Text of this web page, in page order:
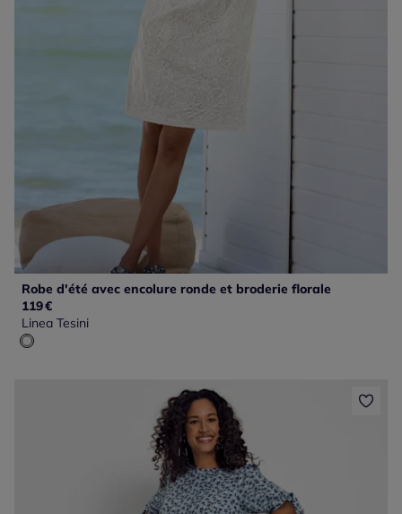
Robe d'été avec encolure ronde et broderie florale
119€
Linea Tesini